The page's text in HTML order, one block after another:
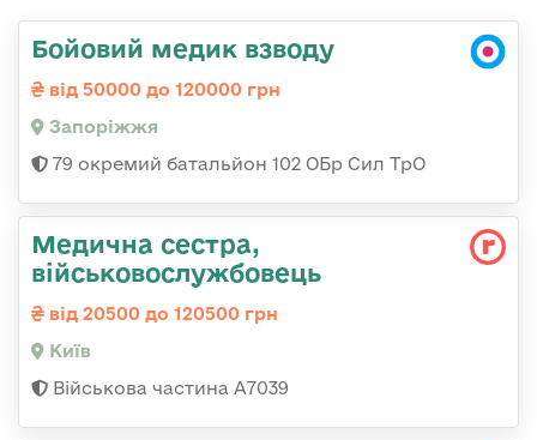
Бойовий медик взводу
від 50000 до 120000 грн
Запоріжжя
79 окремий батальйон 102 ОБр Сил ТрО
Медична сестра,
військовослужбовець
від 20500 до 120500 грн
Київ
Військова частина А7039